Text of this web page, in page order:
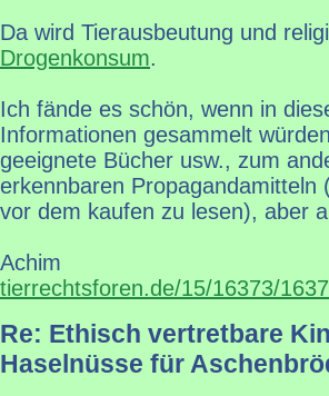
Da wird Tierausbeutung und
Drogenkonsum.
Ich fände es schön, wenn in
Informationen gesammelt
geeignete Bücher usw., zum
erkennbaren
vor dem kaufen zu lesen), aber
Achim
tierrechtsforen.de/15/16373/
Re: Ethisch vertretbare
Haselnüsse für